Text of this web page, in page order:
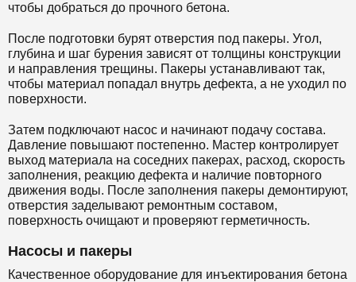
чтобы добраться до прочного бетона.
После подготовки бурят отверстия под пакеры. Угол,
глубина и шаг бурения зависят от толщины конструкции
и направления трещины. Пакеры устанавливают так,
чтобы материал попадал внутрь дефекта, а не уходил по
поверхности.
Затем подключают насос и начинают подачу состава.
Давление повышают постепенно. Мастер контролирует
выход материала на соседних пакерах, расход, скорость
заполнения, реакцию дефекта и наличие повторного
движения воды. После заполнения пакеры демонтируют,
отверстия заделывают ремонтным составом,
поверхность очищают и проверяют герметичность.
Насосы и пакеры
Качественное оборудование для инъектирования бетона